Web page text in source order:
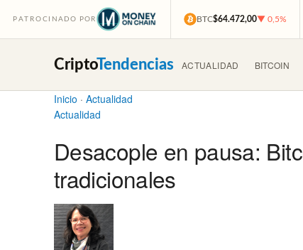
PATROCINADO POR BTC$64.472,00▼ 0,5%
CriptoTendencias ACTUALIDAD BITCOIN
Inicio · Actualidad
Actualidad
Desacople en pausa:
tradicionales